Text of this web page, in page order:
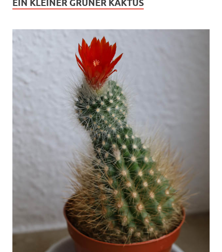
EIN KLEINER GRÜNER KAKTUS